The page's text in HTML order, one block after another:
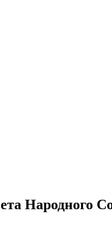
Народного